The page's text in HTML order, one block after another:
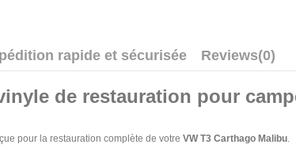
rapide et sécurisée Reviews(0)
de restauration pour
pour la restauration complète de votre VW T3 Carthago Malibu